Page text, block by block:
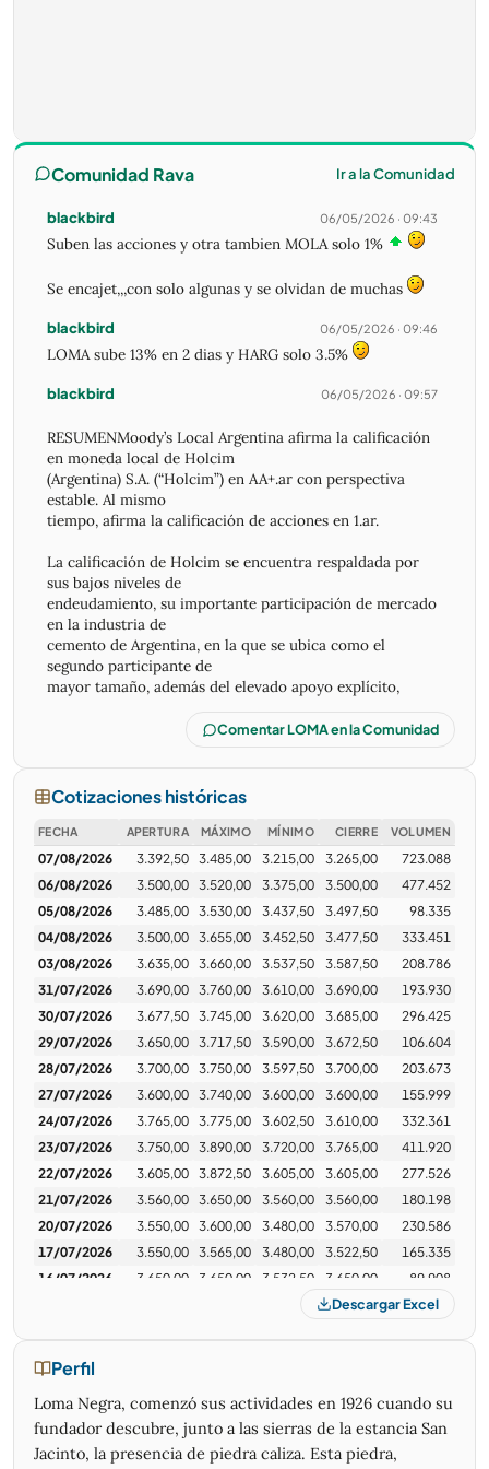
Comunidad Rava Ir a la Comunidad
blackbird 06/05/2026 · 09:43
Suben las acciones y otra tambien MOLA solo 1%
Se encajet,,,con solo algunas y se olvidan de muchas
blackbird 06/05/2026 · 09:46
LOMA sube 13% en 2 dias y HARG solo 3.5%
blackbird 06/05/2026 · 09:57
RESUMENMoody’s Local Argentina afirma la calificación
en moneda local de Holcim
(Argentina) S.A. (“Holcim”) en AA+.ar con perspectiva
estable. Al mismo
tiempo, afirma la calificación de acciones en 1.ar.
La calificación de Holcim se encuentra respaldada por
sus bajos niveles de
endeudamiento, su importante participación de mercado
en la industria de
cemento de Argentina, en la que se ubica como el
segundo participante de
mayor tamaño, además del elevado apoyo explícito,
de su casa matriz, Holcim Ltd (calificada por Moody´s
blackbird
OKAumentara el consumo de cemento en argentina con
las licitaciones de corredores viales
El Gobierno Nacional lanzó en 2026 la licitación de la
Etapa III de la Red Federal de Concesiones como parte
de la privatización de Corredores Viales S.A., con
apertura de ofertas fijada para el 18 de mayo de 2026.
Este proceso incluye corredores estratégicos (Cuyo,
Centro, Mesopotamia) y tramos clave como las Rutas
Nacionales 11 y 16, sin subsidios públicos.Puntos Clave de
las Licitaciones Viales 2026:Etapa III de Concesiones: La
Resolución 174/2026 formalizó el llamado para
corredores estratégicos: Cuyo, Centro Norte, Noroeste,
Chaco–Santa Fe, Litoral, Noreste y Mesopotámico.
Se busca la privatización total de Corredores Viales S.A.
(CVSA), transfiriendo la operación, mantenimiento y
Licitaciones en Curso (CVSA):Fechas Límite:Etapa III:
para Corredores Mediterráneo, Puntano, Portuario Sur y
Norte.
---------------------------------------------------
---------------------------------------------------
--------------
Comentar LOMA en la Comunidad
Cotizaciones históricas
FECHA APERTURA MÁXIMO MÍNIMO CIERRE VOLUMEN
07/08/2026 3.392,50 3.485,00 3.215,00 3.265,00
723.088
06/08/2026
3.500,00 3.520,00 3.375,00 3.500,00
477.452
05/08/2026
3.485,00 3.530,00 3.437,50 3.497,50
98.335
04/08/2026
3.500,00 3.655,00 3.452,50 3.477,50
333.451
03/08/2026
3.635,00 3.660,00 3.537,50 3.587,50
208.786
31/07/2026
3.690,00 3.760,00 3.610,00 3.690,00
193.930
30/07/2026
3.677,50 3.745,00 3.620,00 3.685,00
296.425
29/07/2026
3.650,00 3.717,50 3.590,00 3.672,50
106.604
28/07/2026
3.700,00 3.750,00 3.597,50 3.700,00
203.673
27/07/2026
3.600,00 3.740,00 3.600,00 3.600,00
155.999
24/07/2026
3.765,00 3.775,00 3.602,50 3.610,00
332.361
23/07/2026
3.750,00 3.890,00 3.720,00 3.765,00
411.920
22/07/2026
3.605,00 3.872,50 3.605,00 3.605,00
277.526
21/07/2026
3.560,00 3.650,00 3.560,00 3.560,00
180.198
20/07/2026
3.550,00 3.600,00 3.480,00 3.570,00
230.586
17/07/2026
3.550,00 3.565,00 3.480,00 3.522,50
165.335
16/07/2026
3.650,00 3.650,00 3.532,50 3.650,00
89.908
3.615,00
106.089
13/07/2026
08/07/2026
3.575,00 3.575,00 3.467,50 3.525,00
421.868
07/07/2026
3.685,00 3.720,00 3.527,50 3.540,00
706.166
06/07/2026
3.670,00 3.797,50 3.590,00 3.687,50
Descargar Excel
Perfil
Loma Negra, comenzó sus actividades en 1926 cuando su
fundador descubre, junto a las sierras de la estancia San
Jacinto, la presencia de piedra caliza. Esta piedra,